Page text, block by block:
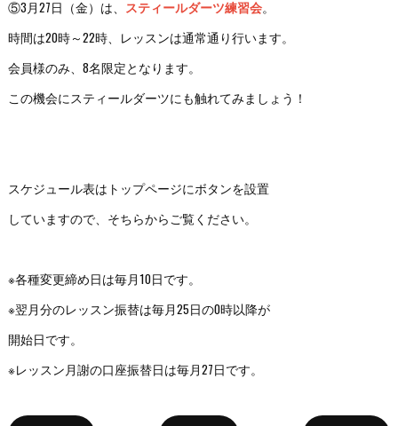
⑤3月27日（金）は、 スティールダーツ練習会。
時間は20時～22時、レッスンは通常通り行います。
会員様のみ、8名限定となります。
この機会にスティールダーツにも触れてみましょう！
スケジュール表はトップページにボタンを設置
していますので、そちらからご覧ください。
※各種変更締め日は毎月10日です。
※翌月分のレッスン振替は毎月25日の0時以降が
開始日です。
※レッスン月謝の口座振替日は毎月27日です。